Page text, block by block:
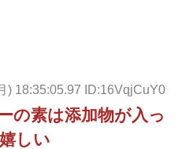
) 18:35:05.97 ID:16VqjCuY0
の素は添加物が入っ
しい